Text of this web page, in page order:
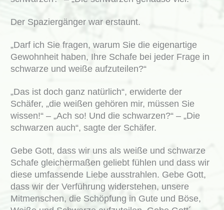
Der Spaziergänger war erstaunt.
„Darf ich Sie fragen, warum Sie die eigenartige
Gewohnheit haben, Ihre Schafe bei jeder Frage in
schwarze und weiße aufzuteilen?“
„Das ist doch ganz natürlich“, erwiderte der
Schäfer, „die weißen gehören mir, müssen Sie
wissen!“ – „Ach so! Und die schwarzen?“ – „Die
schwarzen auch“, sagte der Schäfer.
Gebe Gott, dass wir uns als weiße und schwarze
Schafe gleichermaßen geliebt fühlen und dass wir
diese umfassende Liebe ausstrahlen. Gebe Gott,
dass wir der Verführung widerstehen, unsere
Mitmenschen, die Schöpfung in Gute und Böse,